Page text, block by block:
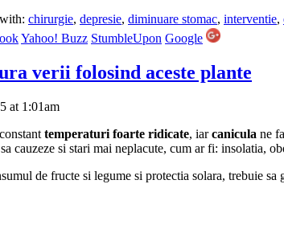
chirurgie, depresie, diminuare stomac, interventie,
Yahoo! Buzz StumbleUpon Google
verii folosind aceste plante
at 1:01am
temperaturi foarte ridicate, iarcanicula ne
cauzeze si stari mai neplacute, cum ar fi: insolatia,
de fructe si legume si protectia solara, trebuie